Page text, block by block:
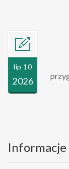
lip 10
2026
Informacje